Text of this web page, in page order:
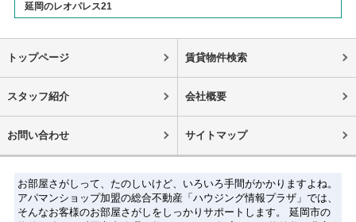
延岡のレオパレス21
トップページ 賃貸物件検索
スタッフ紹介 会社概要
お問い合わせ サイトマップ
お部屋さがしって、たのしいけど、いろいろ手間がかかりますよね。
アパマンショップ加盟の総合不動産「ハウジング情報プラザ」では、
そんなお客様のお部屋さがしをしっかりサポートします。 延岡市の